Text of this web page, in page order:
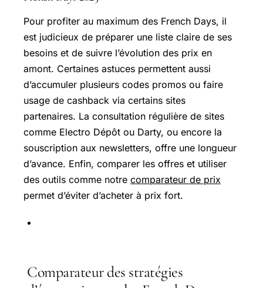
Pour profiter au maximum des French Days, il
est judicieux de préparer une liste claire de ses
besoins et de suivre l’évolution des prix en
amont. Certaines astuces permettent aussi
d’accumuler plusieurs codes promos ou faire
usage de cashback via certains sites
partenaires. La consultation régulière de sites
comme Electro Dépôt ou Darty, ou encore la
souscription aux newsletters, offre une longueur
d’avance. Enfin, comparer les offres et utiliser
des outils comme notre comparateur de prix
permet d’éviter d’acheter à prix fort.
Comparateur des stratégies